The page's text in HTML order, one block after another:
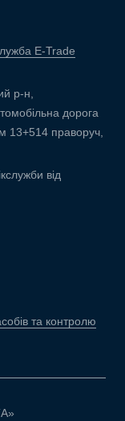
E-Trade
р-н,
дорога
13+514 праворуч,
від
та контролю